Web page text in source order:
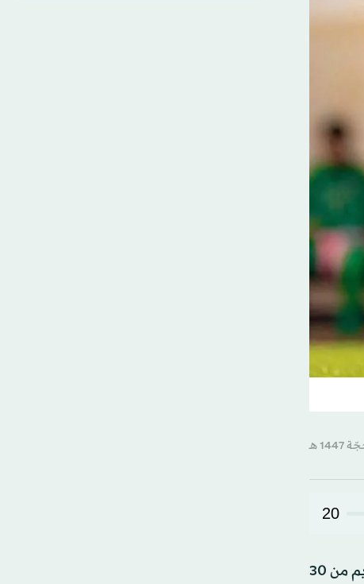
20
اختتم، الأحد، معسكر المنتخب السعودي للشابات تحت 20 عاماً، ومنتخب الناشئات تحت 17 عاماً في مالطا، والذي أقيم من 30